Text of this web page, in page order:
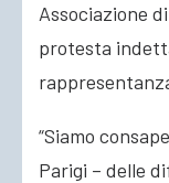
Associazione
protesta
“Siamo
Parigi – delle